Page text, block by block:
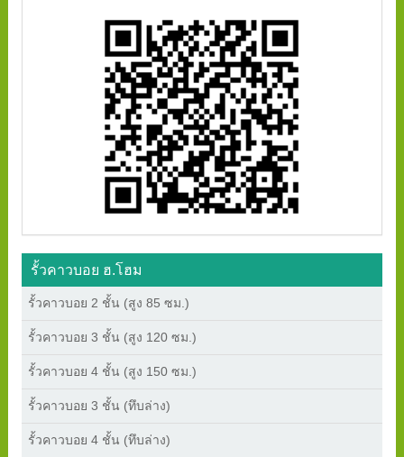
รั้วคาวบอย ฮ.โฮม
รั้วคาวบอย 2 ชั้น (สูง 85 ซม.)
รั้วคาวบอย 3 ชั้น (สูง 120 ซม.)
รั้วคาวบอย 4 ชั้น (สูง 150 ซม.)
รั้วคาวบอย 3 ชั้น (ทึบล่าง)
รั้วคาวบอย 4 ชั้น (ทึบล่าง)